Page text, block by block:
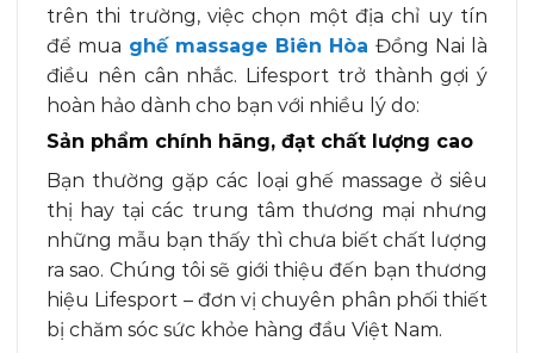
trên thi trường, việc chọn một địa chỉ uy tín
để mua ghế massage Biên Hòa Đồng Nai là
điều nên cân nhắc. Lifesport trở thành gợi ý
hoàn hảo dành cho bạn với nhiều lý do:
Sản phẩm chính hãng, đạt chất lượng cao
Bạn thường gặp các loại ghế massage ở siêu
thị hay tại các trung tâm thương mại nhưng
những mẫu bạn thấy thì chưa biết chất lượng
ra sao. Chúng tôi sẽ giới thiệu đến bạn thương
hiệu Lifesport – đơn vị chuyên phân phối thiết
bị chăm sóc sức khỏe hàng đầu Việt Nam.